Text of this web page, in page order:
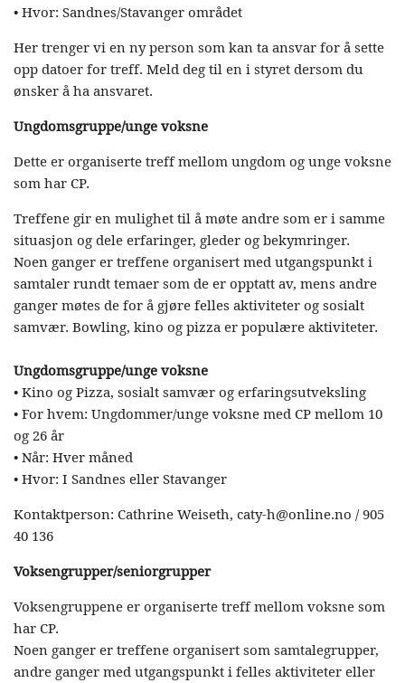
• Hvor: Sandnes/Stavanger området
Her trenger vi en ny person som kan ta ansvar for å sette
opp datoer for treff. Meld deg til en i styret dersom du
ønsker å ha ansvaret.
Ungdomsgruppe/unge voksne
Dette er organiserte treff mellom ungdom og unge voksne
som har CP.
Treffene gir en mulighet til å møte andre som er i samme
situasjon og dele erfaringer, gleder og bekymringer.
Noen ganger er treffene organisert med utgangspunkt i
samtaler rundt temaer som de er opptatt av, mens andre
ganger møtes de for å gjøre felles aktiviteter og sosialt
samvær. Bowling, kino og pizza er populære aktiviteter.
Ungdomsgruppe/unge voksne
• Kino og Pizza, sosialt samvær og erfaringsutveksling
• For hvem: Ungdommer/unge voksne med CP mellom 10
og 26 år
• Når: Hver måned
• Hvor: I Sandnes eller Stavanger
Kontaktperson: Cathrine Weiseth, caty-h@online.no / 905
40 136
Voksengrupper/seniorgrupper
Voksengruppene er organiserte treff mellom voksne som
har CP.
Noen ganger er treffene organisert som samtalegrupper,
andre ganger med utgangspunkt i felles aktiviteter eller